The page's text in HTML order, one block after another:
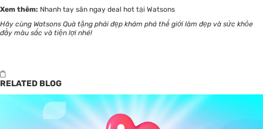
Xem thêm: Nhanh tay săn ngay deal hot tại Watsons
Hãy cùng Watsons Quà tặng phái đẹp khám phá thế giới làm đẹp và sức khỏe
đầy màu sắc và tiện lợi nhé!
RELATED BLOG